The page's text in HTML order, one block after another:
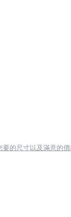
要的尺寸以及滿意的價